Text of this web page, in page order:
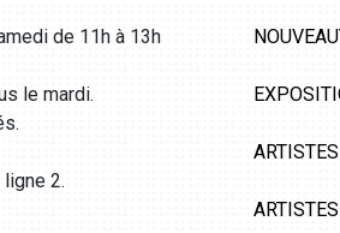
de 11h à 13h
le mardi.
2.